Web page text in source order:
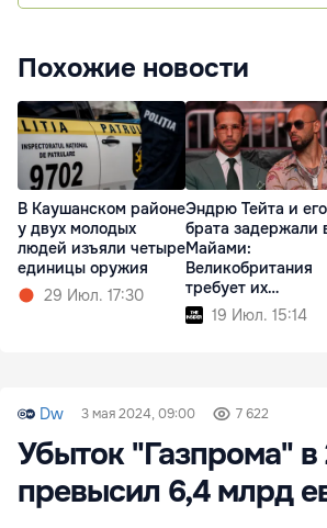
Похожие новости
В Каушанском районе
у двух молодых
людей изъяли четыре
единицы оружия
29 Июл. 17:30
Эндрю Тейта и его
брата задержали
Майами:
Великобритания
требует их
экстрадиции
19 Июл. 15:14
Dw 3 мая 2024, 09:00 7 622
Убыток "Газпрома" в
превысил 6,4 млрд